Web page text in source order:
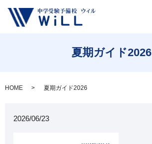
夏期ガイド2026
HOME 夏期ガイド2026
2026/06/23